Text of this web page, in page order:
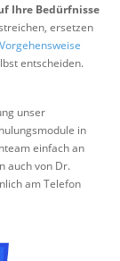
Ihre Bedürfnisse
ersetzen
entscheiden.
unser
in
einfach an
auch von Dr.
am Telefon